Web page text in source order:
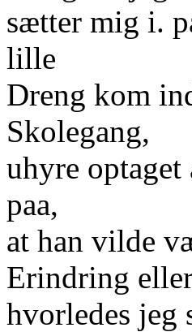
sætter mig i.
lille
Dreng kom
Skolegang,
uhyre optaget
paa,
at han vilde
Erindring
hvorledes jeg